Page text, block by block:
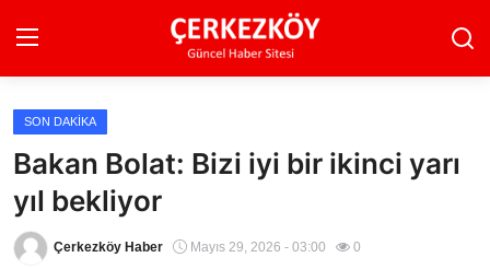
Ana Sayfa
Son Dakika
Ekonomi Haberleri
SON DAKIKA
Bakan Bolat: Bizi iyi bir ikinci yarı
yıl bekliyor
Çerkezköy Haber Mayıs 29, 2026 - 03:00 0